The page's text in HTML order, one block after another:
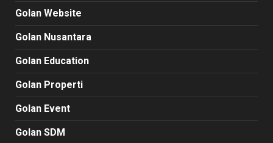
Golan Website
Golan Nusantara
Golan Education
Golan Properti
Golan Event
Golan SDM